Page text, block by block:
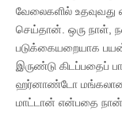
வேலைகளில்
செய்தான். ஒரு நாள்,
படுக்கையறையாக
இருண்டு கிடப்பதைப்
ஹர்னாண்டோ மங்கலான
மாட்டான் என்பதை